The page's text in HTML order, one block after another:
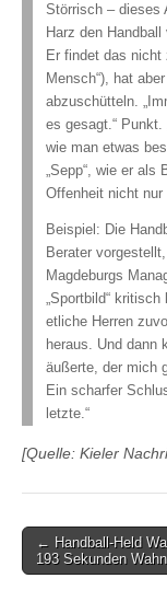
Störrisch – dieses
Harz den
Er findet das nicht
Mensch“), hat
abzuschütteln.
es gesagt.“
wie man etwas
„Sepp“, wie er als
Offenheit nicht nur
Beispiel: Die
Berater
Magdeburgs
„Sportbild“
etliche Herren
heraus. Und dann
äußerte, der mich
Ein scharfer
letzte.“
[Quelle: Kieler
Post
navigation
← Handball-Held
193 Sekunden